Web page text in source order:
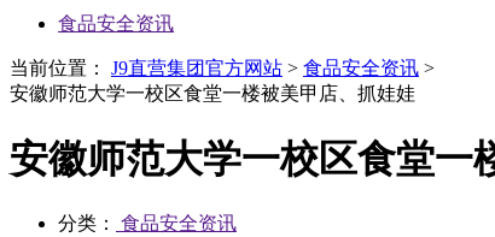
食品安全资讯
当前位置： J9直营集团官方网站 > 食品安全资讯 >
安徽师范大学一校区食堂一楼被美甲店、抓娃娃
安徽师范大学一校区食堂一
分类：
食品安全资讯